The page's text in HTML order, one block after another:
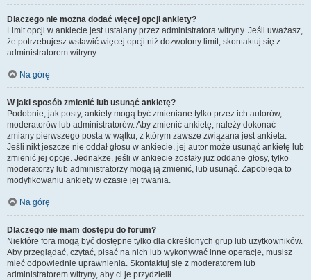
Dlaczego nie można dodać więcej opcji ankiety?
Limit opcji w ankiecie jest ustalany przez administratora witryny. Jeśli uważasz,
że potrzebujesz wstawić więcej opcji niż dozwolony limit, skontaktuj się z
administratorem witryny.
Na górę
W jaki sposób zmienić lub usunąć ankietę?
Podobnie, jak posty, ankiety mogą być zmieniane tylko przez ich autorów,
moderatorów lub administratorów. Aby zmienić ankietę, należy dokonać
zmiany pierwszego posta w wątku, z którym zawsze związana jest ankieta.
Jeśli nikt jeszcze nie oddał głosu w ankiecie, jej autor może usunąć ankietę lub
zmienić jej opcje. Jednakże, jeśli w ankiecie zostały już oddane głosy, tylko
moderatorzy lub administratorzy mogą ją zmienić, lub usunąć. Zapobiega to
modyfikowaniu ankiety w czasie jej trwania.
Na górę
Dlaczego nie mam dostępu do forum?
Niektóre fora mogą być dostępne tylko dla określonych grup lub użytkowników.
Aby przeglądać, czytać, pisać na nich lub wykonywać inne operacje, musisz
mieć odpowiednie uprawnienia. Skontaktuj się z moderatorem lub
administratorem witryny, aby ci je przydzielił.